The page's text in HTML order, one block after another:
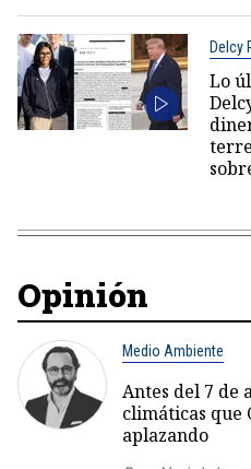
Delcy
Lo
Opinión
Medio Ambiente
Antes del 7 de
climáticas que
aplazando